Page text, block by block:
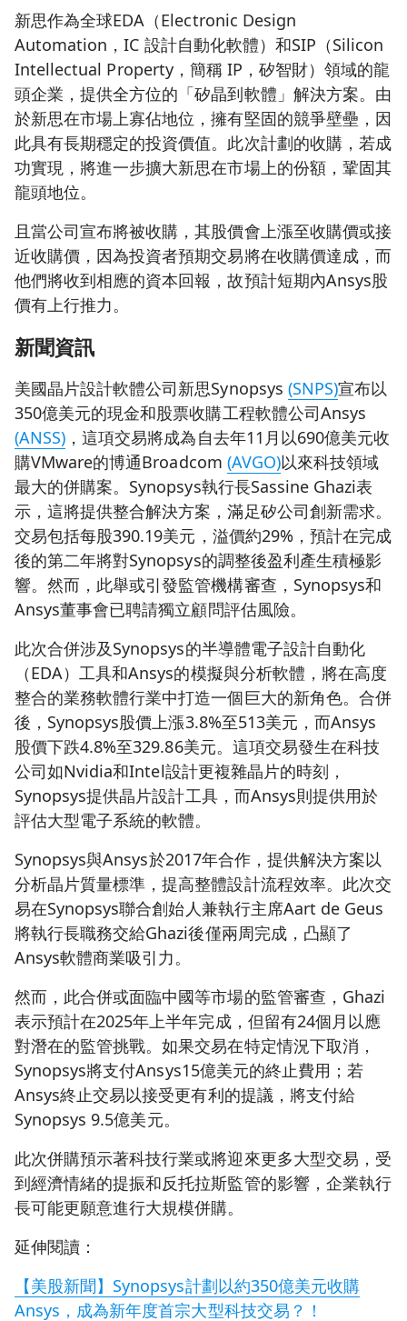
新思作為全球EDA（Electronic Design
Automation，IC 設計自動化軟體）和SIP（Silicon
Intellectual Property，簡稱 IP，矽智財）領域的龍
頭企業，提供全方位的「矽晶到軟體」解決方案。由
於新思在市場上寡佔地位，擁有堅固的競爭壁壘，因
此具有長期穩定的投資價值。此次計劃的收購，若成
功實現，將進一步擴大新思在市場上的份額，鞏固其
龍頭地位。
且當公司宣布將被收購，其股價會上漲至收購價或接
近收購價，因為投資者預期交易將在收購價達成，而
他們將收到相應的資本回報，故預計短期內Ansys股
價有上行推力。
新聞資訊
美國晶片設計軟體公司新思Synopsys (SNPS)宣布以
350億美元的現金和股票收購工程軟體公司Ansys
(ANSS) ，這項交易將成為自去年11月以690億美元收
購VMware的博通Broadcom (AVGO)以來科技領域
最大的併購案。Synopsys執行長Sassine Ghazi表
示，這將提供整合解決方案，滿足矽公司創新需求。
交易包括每股390.19美元，溢價約29%，預計在完成
後的第二年將對Synopsys的調整後盈利產生積極影
響。然而，此舉或引發監管機構審查，Synopsys和
Ansys董事會已聘請獨立顧問評估風險。
此次合併涉及Synopsys的半導體電子設計自動化
（EDA）工具和Ansys的模擬與分析軟體，將在高度
整合的業務軟體行業中打造一個巨大的新角色。合併
後，Synopsys股價上漲3.8%至513美元，而Ansys
股價下跌4.8%至329.86美元。這項交易發生在科技
公司如Nvidia和Intel設計更複雜晶片的時刻，
Synopsys提供晶片設計工具，而Ansys則提供用於
評估大型電子系統的軟體。
Synopsys與Ansys於2017年合作，提供解決方案以
分析晶片質量標準，提高整體設計流程效率。此次交
易在Synopsys聯合創始人兼執行主席Aart de Geus
將執行長職務交給Ghazi後僅兩周完成，凸顯了
Ansys軟體商業吸引力。
然而，此合併或面臨中國等市場的監管審查，Ghazi
表示預計在2025年上半年完成，但留有24個月以應
對潛在的監管挑戰。如果交易在特定情況下取消，
Synopsys將支付Ansys15億美元的終止費用；若
Ansys終止交易以接受更有利的提議，將支付給
Synopsys 9.5億美元。
此次併購預示著科技行業或將迎來更多大型交易，受
到經濟情緒的提振和反托拉斯監管的影響，企業執行
長可能更願意進行大規模併購。
延伸閱讀：
【美股新聞】Synopsys計劃以約350億美元收購
Ansys，成為新年度首宗大型科技交易？！